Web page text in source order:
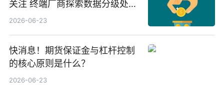
关注 终端厂商探索数据分级处理
等方案
2026-06-23
快消息！期货保证金与杠杆控制
的核心原则是什么？
2026-06-23